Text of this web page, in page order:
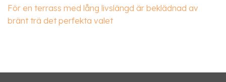
För en terrass med lång livslängd är beklädnad av
bränt trä det perfekta valet